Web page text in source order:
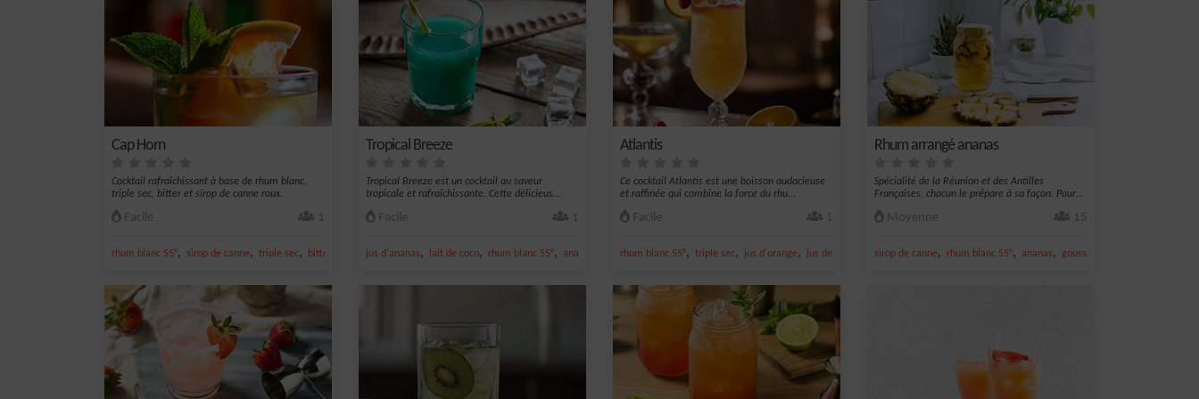
Cap Horn
Cocktail rafraîchissant à base de rhum blanc,
triple sec, bitter et sirop de canne roux.
Facile 1
rhum blanc 55°, sirop de canne, triple sec, bitter
Tropical Breeze
Tropical Breeze est un cocktail au saveur
tropicale et rafraîchissante. Cette délicieus...
Facile 1
jus d'ananas, lait de coco, rhum blanc 55°, ananas noix de coco
Atlantis
Ce cocktail Atlantis est une boisson audacieuse
et raffinée qui combine la force du rhu...
Facile 1
rhum blanc 55°, triple sec, jus d'orange, jus de citron jaune, liqueur de framboise
Rhum arrangé ananas
Spécialité de la Réunion et des Antilles
Françaises, chacun le prépare à sa façon. Pour...
Moyenne 15
sirop de canne, rhum blanc 55°, ananas, gousse de vanille